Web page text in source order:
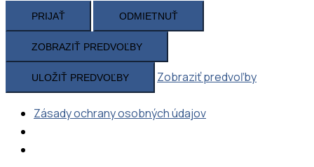
PRIJAŤ ODMIETNUŤ
ZOBRAZIŤ PREDVOĽBY
ULOŽIŤ PREDVOĽBY Zobraziť predvoľby
Zásady ochrany osobných údajov